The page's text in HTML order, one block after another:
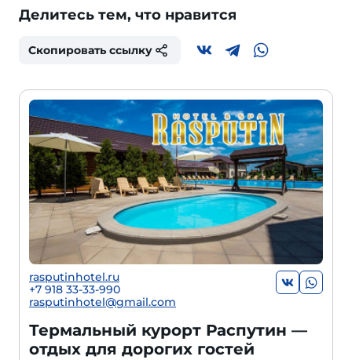
Делитесь тем, что нравится
Скопировать ссылку
rasputinhotel.ru
+7 918 33-33-990
rasputinhotel@gmail.com
Термальный курорт Распутин —
отдых для дорогих гостей